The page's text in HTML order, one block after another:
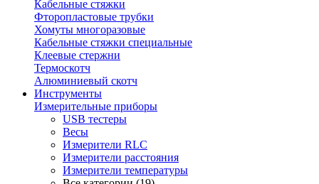
Кабельные стяжки
Фторопластовые трубки
Хомуты многоразовые
Кабельные стяжки специальные
Клеевые стержни
Термоскотч
Алюминиевый скотч
Инструменты
Измерительные приборы
USB тестеры
Весы
Измерители RLC
Измерители расстояния
Измерители температуры